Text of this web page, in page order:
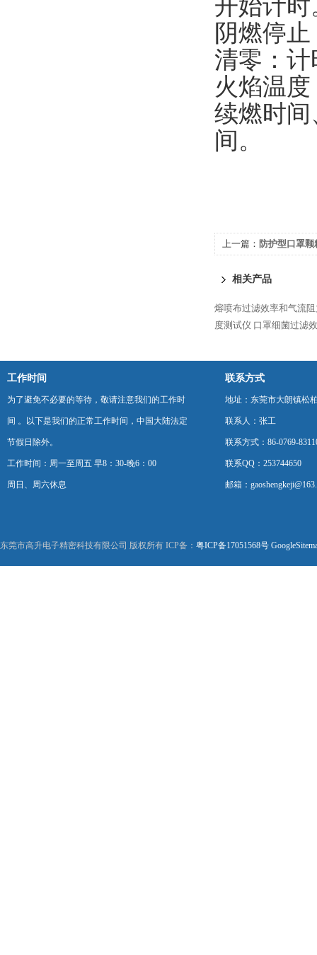
开始计
阴燃停
清零：
火焰温
续燃时
间。
上一篇： 防护型口罩
相关产品
熔喷布过滤效率和气流
度测试仪 口罩细菌过滤
工作时间
为了避免不必要的等待，敬请注意我们的工作时
间 。以下是我们的正常工作时间，中国大陆法定
节假日除外。
工作时间：周一至周五 早8：30-晚6：00
周日、周六休息
联系方式
地址：东莞市大朗镇松
联系人：张工
联系方式：86-0769-
联系QQ：253744650
邮箱：
东莞市高升电子精密科技有限公司 版权所有 ICP备： 粤ICP备17051568号